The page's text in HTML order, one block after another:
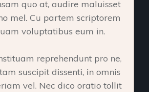
quo at, audire maluisset
mel. Cu partem scriptorem
voluptatibus eum in.
reprehendunt pro ne,
suscipit dissenti, in omnis
vel. Nec dico oratio tollit